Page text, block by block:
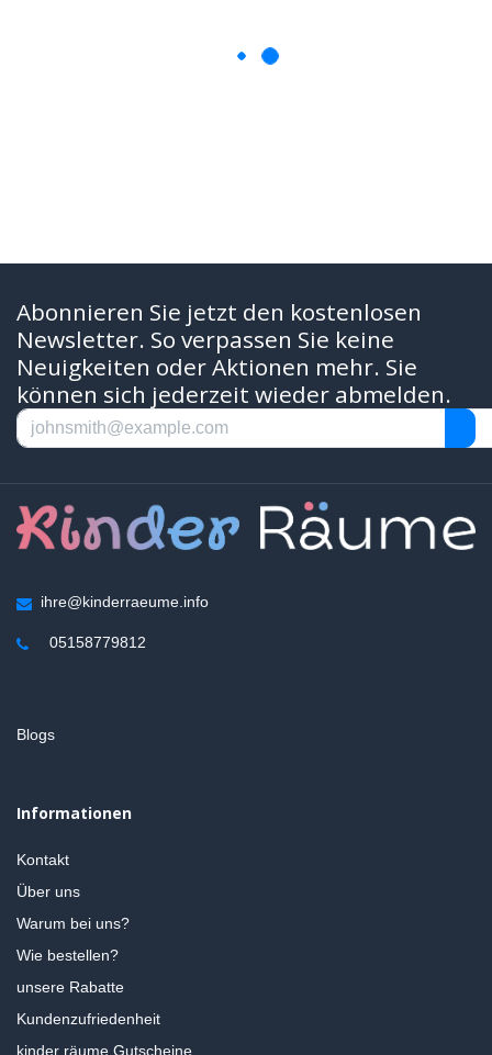
Abonnieren Sie jetzt den kostenlosen
Newsletter. So verpassen Sie keine
Neuigkeiten oder Aktionen mehr. Sie
können sich jederzeit wieder abmelden.
ihre@kinderraeume.info
05158779812
Blogs
Informationen
Kontakt
Über uns
Warum bei uns?
Wie bestellen?
unsere Rabatte
Kundenzufriedenheit
kinder räume Gutscheine